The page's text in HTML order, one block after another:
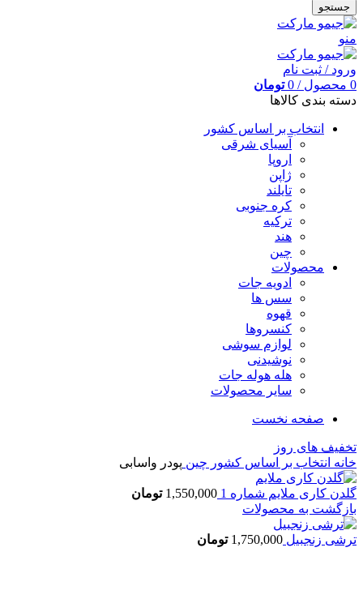
جستجو
منو
ورود / ثبت نام
0 محصول /
0 تومان
دسته بندی کالاها
انتخاب بر اساس کشور
آسیای شرقی
اروپا
ژاپن
تایلند
کره جنوبی
ترکیه
هند
چین
محصولات
ادویه جات
سس ها
قهوه
کنسروها
لوازم سوشی
نوشیدنی
هله هوله جات
سایر محصولات
صفحه نخست
تخفیف های روز
خانه انتخاب بر اساس کشور چین پودر واسابی
گلدن کاری ملایم شماره 1 1,550,000 تومان
بازگشت به محصولات
ترشی زنجبیل 1,750,000 تومان